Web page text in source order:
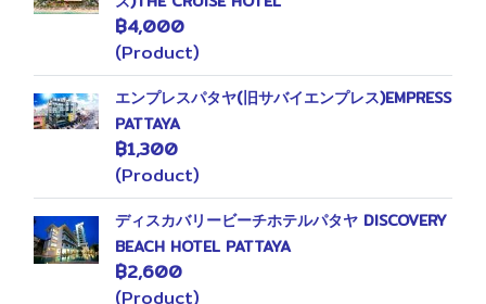
฿4,000
(Product)
エンプレスパタヤ(旧サバイエンプレス)EMPRESS
PATTAYA
฿1,300
(Product)
ディスカバリービーチホテルパタヤ DISCOVERY
BEACH HOTEL PATTAYA
฿2,600
(Product)